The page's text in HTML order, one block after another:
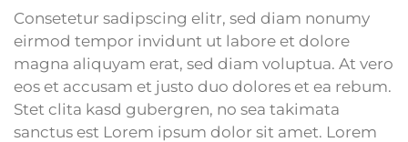
Consetetur sadipscing elitr, sed diam nonumy
eirmod tempor invidunt ut labore et dolore
magna aliquyam erat, sed diam voluptua. At vero
eos et accusam et justo duo dolores et ea rebum.
Stet clita kasd gubergren, no sea takimata
sanctus est Lorem ipsum dolor sit amet. Lorem